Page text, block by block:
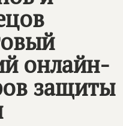
онлайн-
защиты